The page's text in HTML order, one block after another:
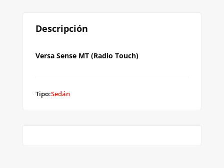
Descripción
Versa Sense MT (Radio Touch)
Tipo:Sedán